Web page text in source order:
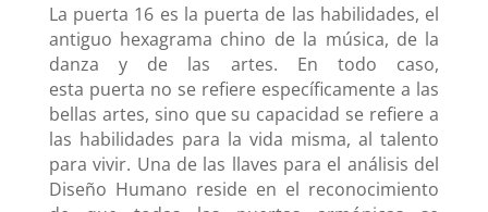
La puerta 16 es la puerta de las habilidades, el
antiguo hexagrama chino de la música, de la
danza y de las artes. En todo caso,
esta puerta no se refiere específicamente a las
bellas artes, sino que su capacidad se refiere a
las habilidades para la vida misma, al talento
para vivir. Una de las llaves para el análisis del
Diseño Humano reside en el reconocimiento